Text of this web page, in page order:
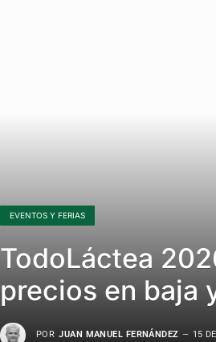
EVENTOS Y FERIAS
TodoLáctea
precios en baja
POR JUAN MANUEL FERNÁNDEZ 15